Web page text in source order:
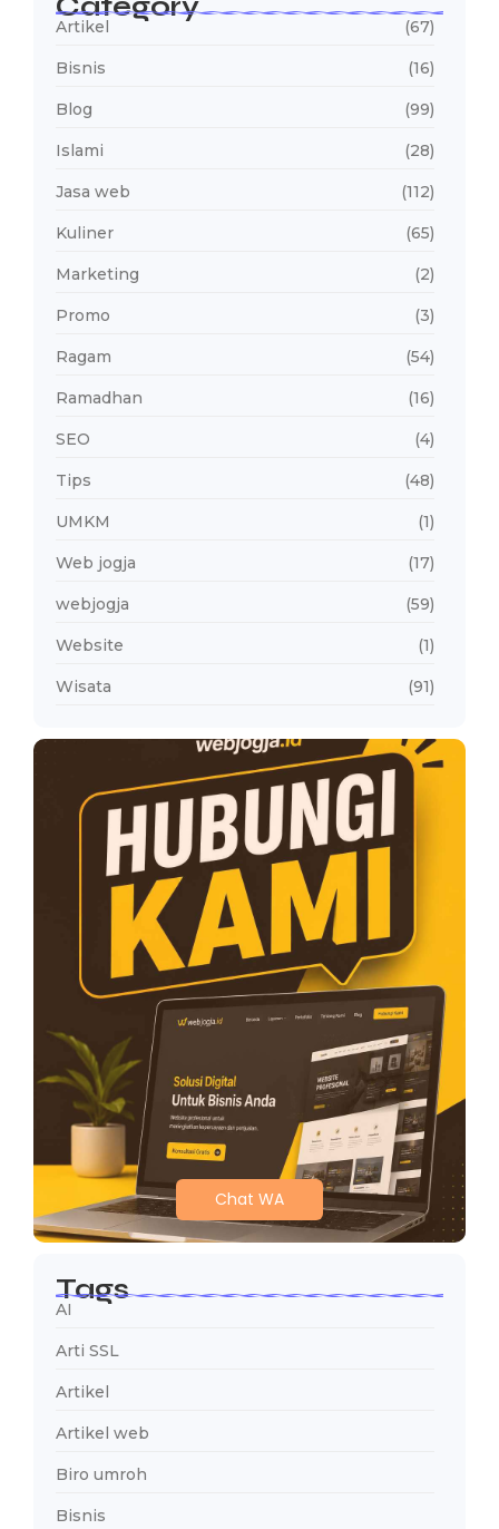
Category
Artikel (67)
Bisnis (16)
Blog (99)
Islami (28)
Jasa web (112)
Kuliner (65)
Marketing (2)
Promo (3)
Ragam (54)
Ramadhan (16)
SEO (4)
Tips (48)
UMKM (1)
Web jogja (17)
webjogja (59)
Website (1)
Wisata (91)
Chat WA
Tags
AI
Arti SSL
Artikel
Artikel web
Biro umroh
Bisnis